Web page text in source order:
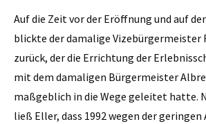
Auf die Zeit vor der Eröffnung und auf
blickte der damalige Vizebürgermeister
zurück, der die Errichtung der
mit dem damaligen Bürgermeister
maßgeblich in die Wege geleitet hatte.
ließ Eller, dass 1992 wegen der